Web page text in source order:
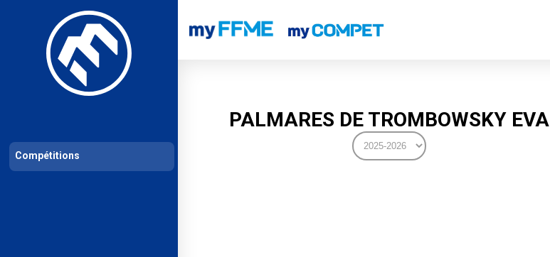
Les compétitions Calendrier de compétitions Classements permanents
PALMARES DE TROMBOWSKY EVA
Compétitions